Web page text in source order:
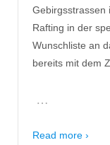
Gebirgsstrassen
Rafting in der
Wunschliste an
bereits mit dem
…
Read more ›